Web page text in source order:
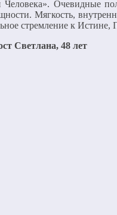
Очевидные
Мягкость,
стремление к Истине,
Светлана, 48 лет